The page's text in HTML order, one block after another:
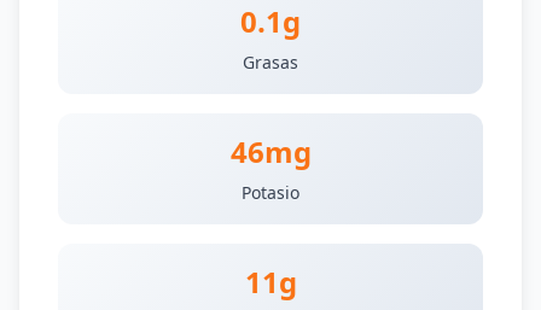
0.1g
Grasas
46mg
Potasio
11g